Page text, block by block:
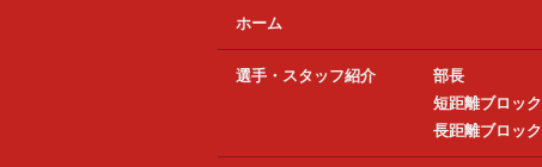
ホーム
選手・スタッフ紹介
部長
短距離ブロック
長距離ブロック